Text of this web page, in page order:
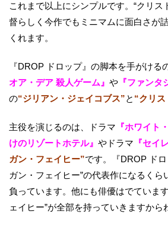
これまで以上にシンプルです。“クリス
督らしく今作でもミニマムに面白さが
くれます。
『DROP ドロップ』の脚本を手がける
オア・デア 殺人ゲーム』 や 『ファンタ
の“ジリアン・ジェイコブス”と “クリス
主役を演じるのは、ドラマ 『ホワイト
けのリゾートホテル』 やドラマ 『セイ
ガン・フェイヒー”です。『DROP ド
ガン・フェイヒー”の代表作になるく
負っています。他にも俳優はでていま
ェイヒー”が全部を持っていきますから